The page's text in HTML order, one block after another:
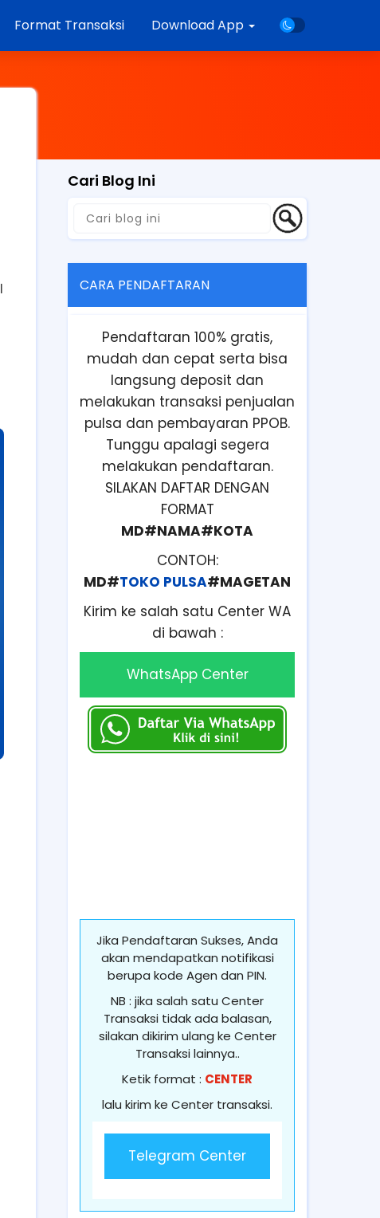
Format Transaksi Download App
Cari Blog Ini
CARA PENDAFTARAN
Pendaftaran 100% gratis,
mudah dan cepat serta bisa
langsung deposit dan
melakukan transaksi penjualan
pulsa dan pembayaran PPOB.
Tunggu apalagi segera
melakukan pendaftaran.
SILAKAN DAFTAR DENGAN
FORMAT
MD#NAMA#KOTA
CONTOH:
MD#TOKO PULSA#MAGETAN
Kirim ke salah satu Center WA
di bawah :
WhatsApp Center
Jika Pendaftaran Sukses, Anda
akan mendapatkan notifikasi
berupa kode Agen dan PIN.
NB : jika salah satu Center
Transaksi tidak ada balasan,
silakan dikirim ulang ke Center
Transaksi lainnya..
Ketik format : CENTER
lalu kirim ke Center transaksi.
Telegram Center